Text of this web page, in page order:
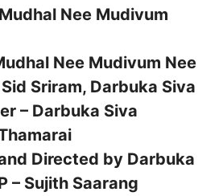
Nee Mudivum
Nee Mudivum Nee
Sriram, Darbuka Siva
– Darbuka Siva
Directed by Darbuka
– Sujith Saarang